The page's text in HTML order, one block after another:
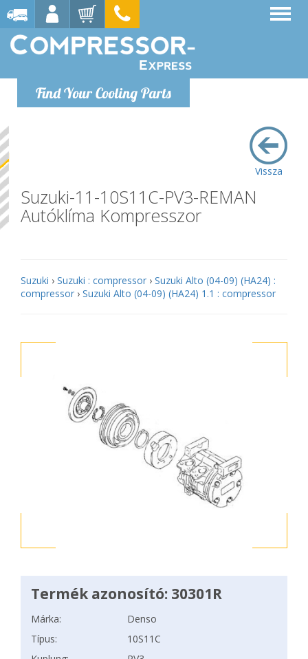
Find Your Cooling Parts
Vissza
Suzuki-11-10S11C-PV3-REMAN
Autóklíma Kompresszor
Suzuki › Suzuki : compressor › Suzuki Alto (04-09) (HA24) :
compressor › Suzuki Alto (04-09) (HA24) 1.1 : compressor
Termék azonosító: 30301R
Márka:
Denso
Típus:
10S11C